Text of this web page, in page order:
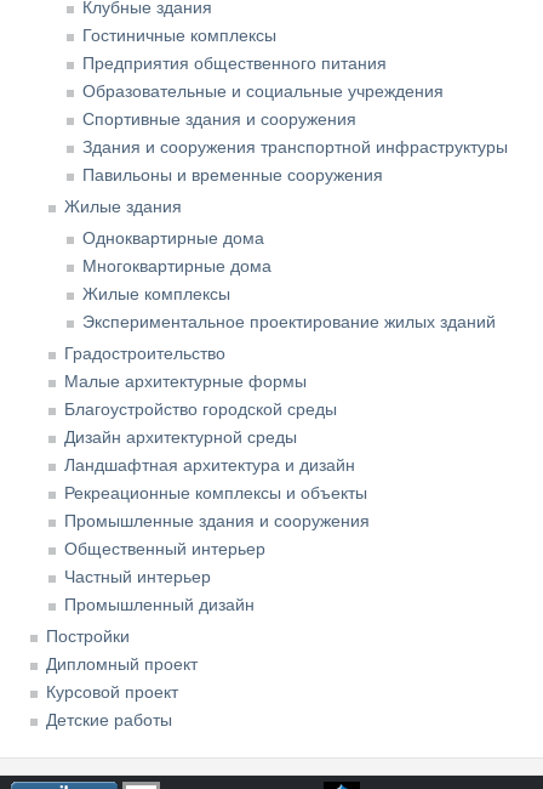
Клубные здания
Гостиничные комплексы
Предприятия общественного питания
Образовательные и социальные учреждения
Спортивные здания и сооружения
Здания и сооружения транспортной инфраструктуры
Павильоны и временные сооружения
Жилые здания
Одноквартирные дома
Многоквартирные дома
Жилые комплексы
Экспериментальное проектирование жилых зданий
Градостроительство
Малые архитектурные формы
Благоустройство городской среды
Дизайн архитектурной среды
Ландшафтная архитектура и дизайн
Рекреационные комплексы и объекты
Промышленные здания и сооружения
Общественный интерьер
Частный интерьер
Промышленный дизайн
Постройки
Дипломный проект
Курсовой проект
Детские работы